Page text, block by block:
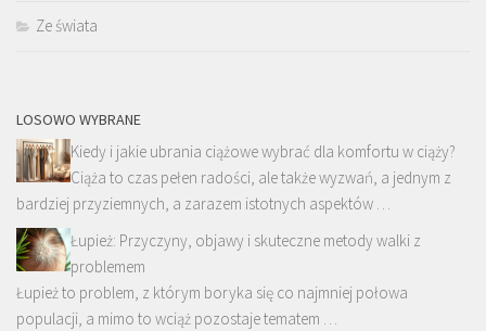
Ze świata
LOSOWO WYBRANE
Kiedy i jakie ubrania ciążowe wybrać dla komfortu w ciąży?
Ciąża to czas pełen radości, ale także wyzwań, a jednym z
bardziej przyziemnych, a zarazem istotnych aspektów …
Łupież: Przyczyny, objawy i skuteczne metody walki z
problemem
Łupież to problem, z którym boryka się co najmniej połowa
populacji, a mimo to wciąż pozostaje tematem …